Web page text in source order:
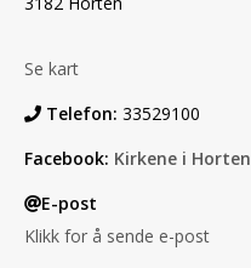
Se kart
Telefon: 33529100
Facebook: Kirkene i Horten
E-post
Klikk for å sende e-post